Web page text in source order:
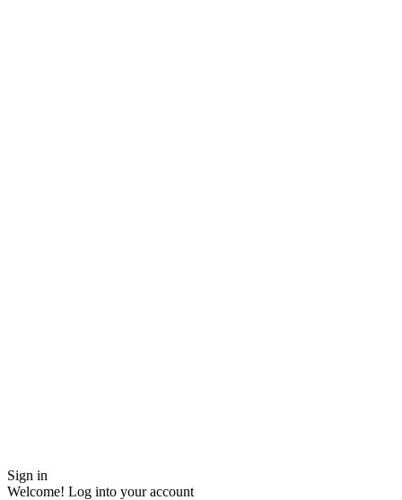
Sign in
Welcome! Log into your account